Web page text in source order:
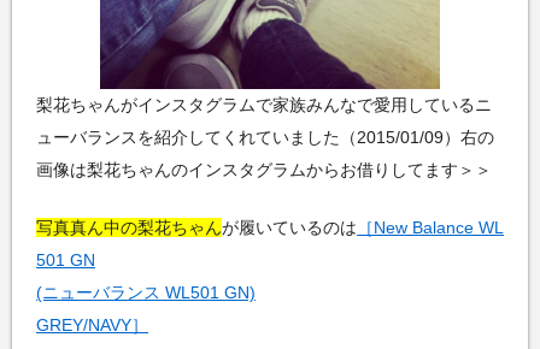
梨花ちゃんがインスタグラムで家族みんなで愛用しているニ
ューバランスを紹介してくれていました（2015/01/09）右の
画像は梨花ちゃんのインスタグラムからお借りしてます＞＞
写真真ん中の梨花ちゃんが履いているのは ［New Balance WL
501 GN
(ニューバランス WL501 GN)
GREY/NAVY］